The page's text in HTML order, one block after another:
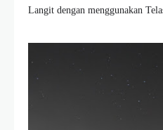
Langit dengan menggunakan